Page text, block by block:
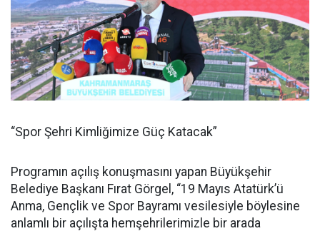
“Spor Şehri Kimliğimize Güç Katacak”
Programın açılış konuşmasını yapan Büyükşehir
Belediye Başkanı Fırat Görgel, “19 Mayıs Atatürk’ü
Anma, Gençlik ve Spor Bayramı vesilesiyle böylesine
anlamlı bir açılışta hemşehrilerimizle bir arada